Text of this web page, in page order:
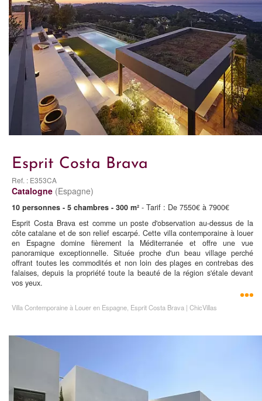
Esprit Costa Brava
Ref. : E353CA
Catalogne (Espagne)
10 personnes - 5 chambres - 300 m² - Tarif : De 7550€ à 7900€
Esprit Costa Brava est comme un poste d'observation au-dessus de la
côte catalane et de son relief escarpé. Cette villa contemporaine à louer
en Espagne domine fièrement la Méditerranée et offre une vue
panoramique exceptionnelle. Située proche d'un beau village perché
offrant toutes les commodités et non loin des plages en contrebas des
falaises, depuis la propriété toute la beauté de la région s'étale devant
vos yeux.
Villa Contemporaine à Louer en Espagne, Esprit Costa Brava | ChicVillas